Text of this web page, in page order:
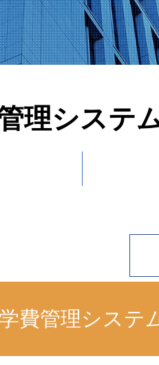
理システ
学費管理システ